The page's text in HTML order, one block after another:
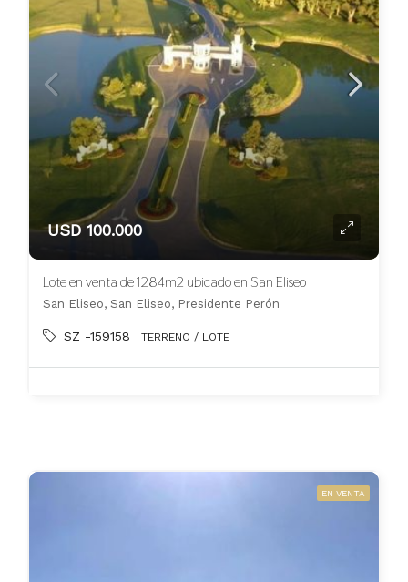
USD 100.000
Lote en venta de 1284m2 ubicado en San Eliseo
San Eliseo, San Eliseo, Presidente Perón
SZ -159158 TERRENO / LOTE
EN VENTA